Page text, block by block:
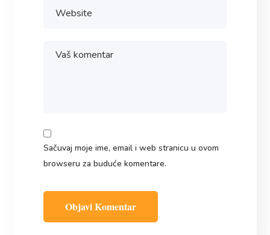
Sačuvaj moje ime, email i web stranicu u ovom
browseru za buduće komentare.